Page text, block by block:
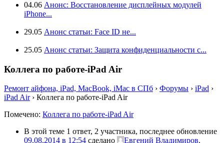
04.06 Анонс: Восстановление дисплейных модулей
iPhone...
29.05 Анонс статьи: Face ID не...
25.05 Анонс статьи: Защита конфиденциальности с...
Коллега по работе-iPad Air
Ремонт айфона, iPad, MacBook, iMac в СПб › Форумы › iPad ›
iPad Air › Коллега по работе-iPad Air
Помечено: Коллега по работе-iPad Air
В этой теме 1 ответ, 2 участника, последнее обновление
09.08.2014 в 12:54 сделано Евгений Владимиров.